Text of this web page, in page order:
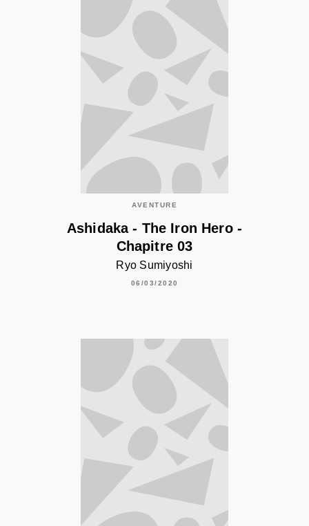
AVENTURE
Ashidaka - The Iron Hero -
Chapitre 03
Ryo Sumiyoshi
06/03/2020